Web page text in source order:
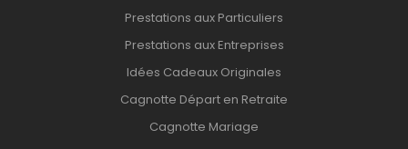
Prestations aux Particuliers
Prestations aux Entreprises
Idées Cadeaux Originales
Cagnotte Départ en Retraite
Cagnotte Mariage